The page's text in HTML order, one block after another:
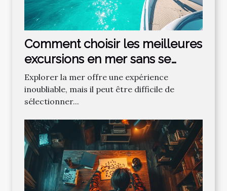
Comment choisir les meilleures
excursions en mer sans se
tromper ?
Explorer la mer offre une expérience
inoubliable, mais il peut être difficile de
sélectionner...